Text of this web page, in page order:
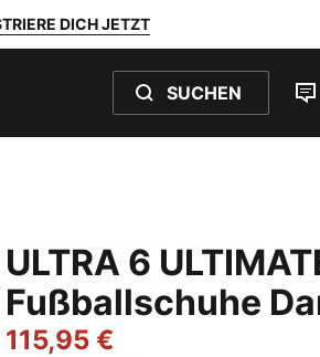
DICH JETZT
SUCHEN
ULTRA 6
Fußballschuhe
115,95 €